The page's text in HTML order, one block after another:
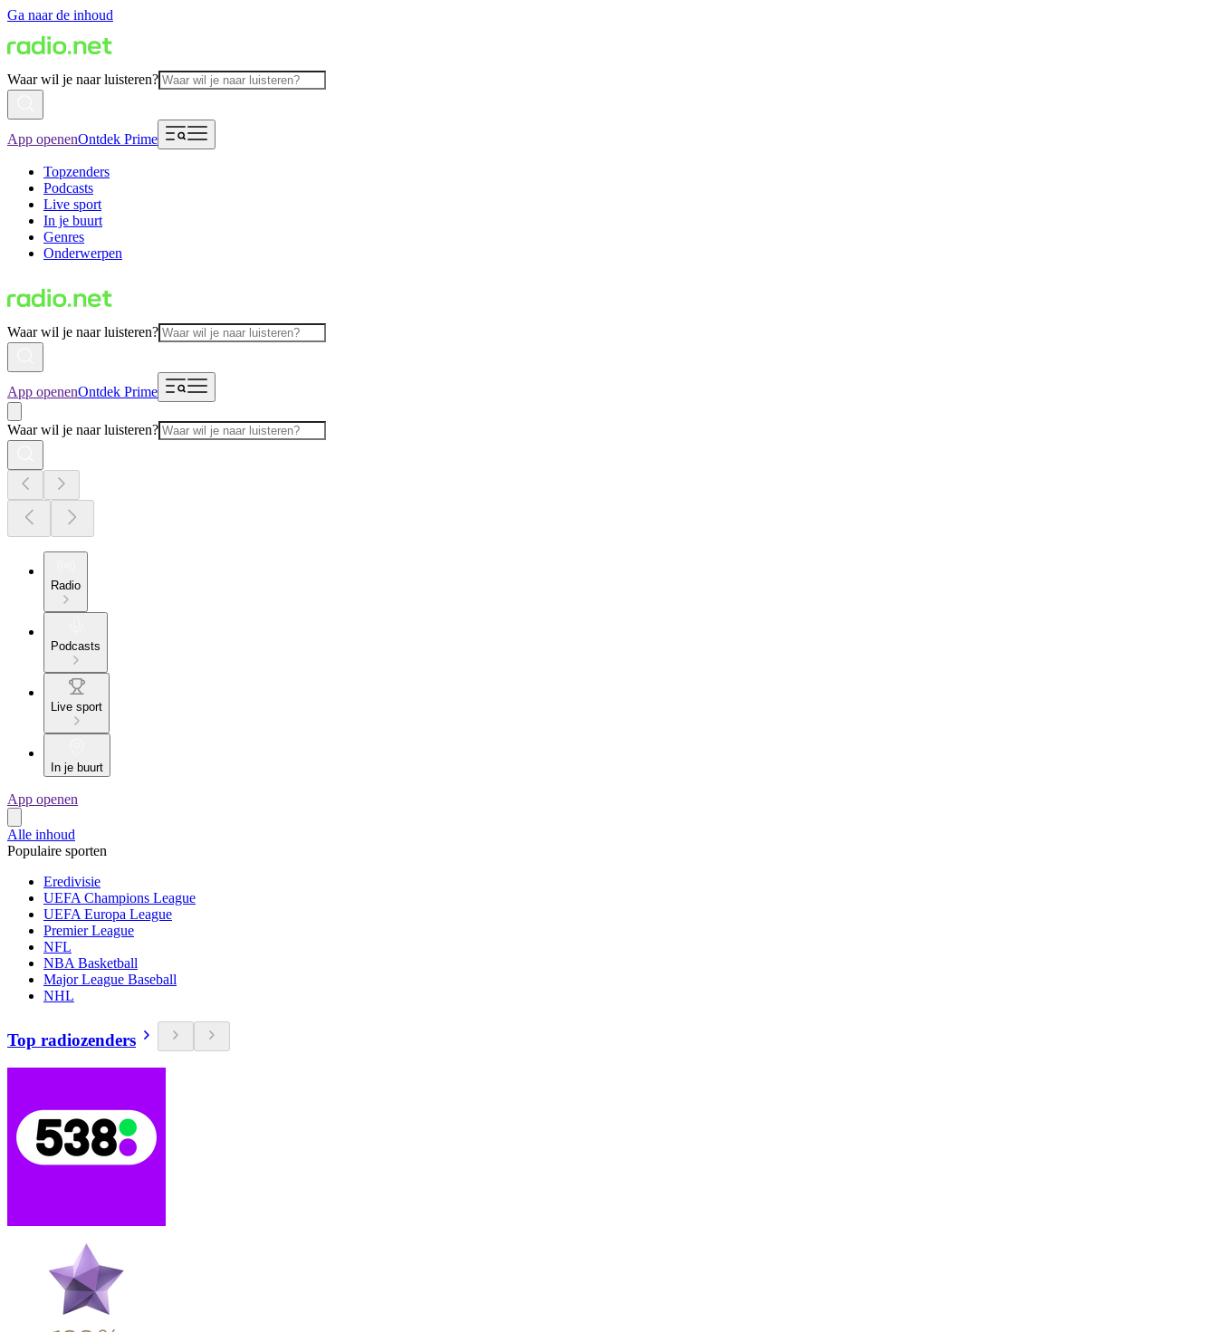
Ga naar de inhoud
Waar wil je naar luisteren?
App openenOntdek Prime
Topzenders
Podcasts
Live sport
In je buurt
Genres
Onderwerpen
Waar wil je naar luisteren?
App openenOntdek Prime
Waar wil je naar luisteren?
Radio
Podcasts
Live sport
In je buurt
App openen
Alle inhoud
Populaire sporten
Eredivisie
UEFA Champions League
UEFA Europa League
Premier League
NFL
NBA Basketball
Major League Baseball
NHL
Top radiozenders